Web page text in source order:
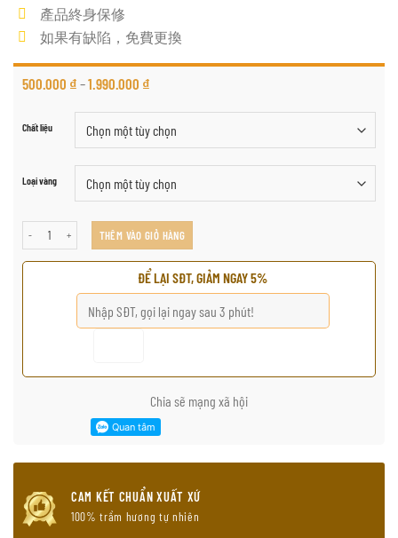
產品終身保修
如果有缺陷，免費更換
500.000 ₫ –1.990.000 ₫
Chất liệu
Loại vàng
100%沉香木普贤菩萨像吊坠 số lượng
THÊM VÀO GIỎ HÀNG
ĐỂ LẠI SĐT, GIẢM NGAY 5%
Chia sẽ mạng xã hội
CAM KẾT CHUẨN XUẤT XỨ
100% trầm hương tự nhiên